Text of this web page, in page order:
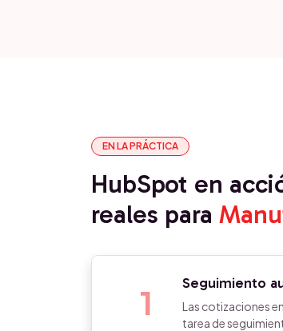
EN LA PRÁCTICA
HubSpot en
reales para
1 Seguimiento
Las cotizaciones
tarea de